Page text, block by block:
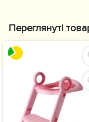
Переглянуті